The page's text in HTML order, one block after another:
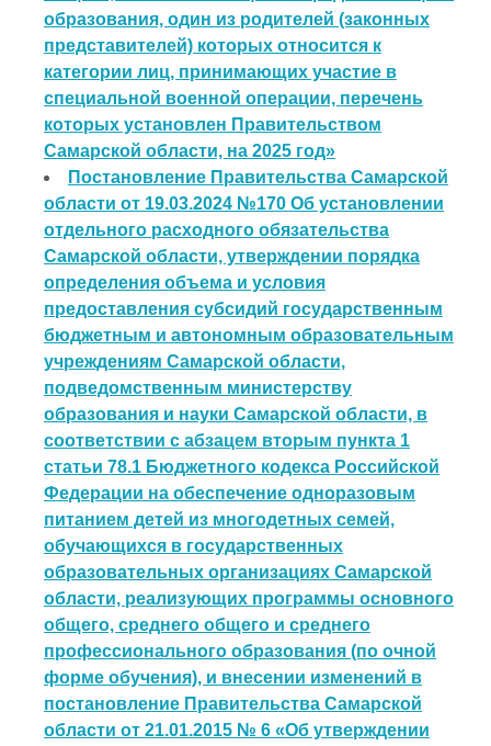
образования, один из родителей (законных
представителей) которых относится к
категории лиц, принимающих участие в
специальной военной операции, перечень
которых установлен Правительством
Самарской области, на 2025 год»
Постановление Правительства Самарской
области от 19.03.2024 №170 Об установлении
отдельного расходного обязательства
Самарской области, утверждении порядка
определения объема и условия
предоставления субсидий государственным
бюджетным и автономным образовательным
учреждениям Самарской области,
подведомственным министерству
образования и науки Самарской области, в
соответствии с абзацем вторым пункта 1
статьи 78.1 Бюджетного кодекса Российской
Федерации на обеспечение одноразовым
питанием детей из многодетных семей,
обучающихся в государственных
образовательных организациях Самарской
области, реализующих программы основного
общего, среднего общего и среднего
профессионального образования (по очной
форме обучения), и внесении изменений в
постановление Правительства Самарской
области от 21.01.2015 № 6 «Об утверждении